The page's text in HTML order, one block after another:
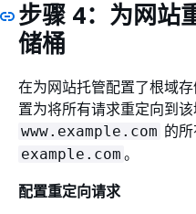
步骤 4：为网站
储桶
在为网站托管配置了根域
置为将所有请求重定向到
www.example.com 的
example.com 。
配置重定向请求